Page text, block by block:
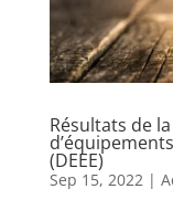
Résultats de
(DEEE)
Sep 15, 2022 |